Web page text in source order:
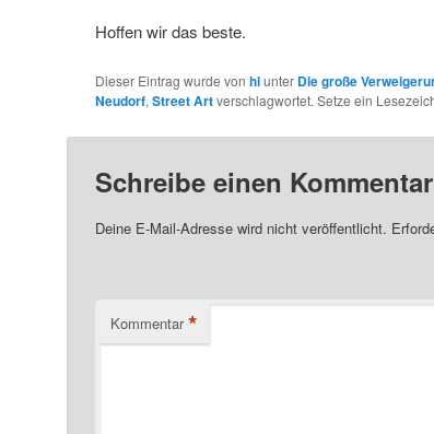
Hoffen wir das beste.
Dieser Eintrag wurde von hlunter Die große
Neudorf, Street Artverschlagwortet. Setze ein
Schreibe einen Kommentar
Deine E-Mail-Adresse wird nicht veröffentlicht.
Kommentar *